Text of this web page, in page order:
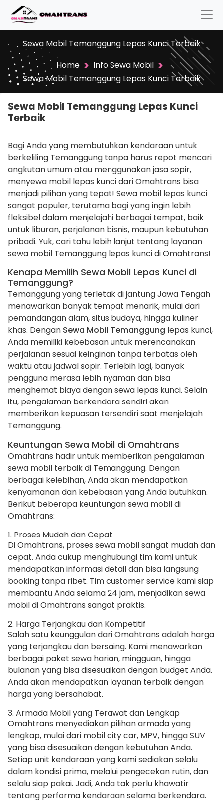
Sewa Mobil Temanggung Lepas Kunci Terbaik
Home > Info Sewa Mobil >
Sewa Mobil Temanggung Lepas Kunci Terbaik
Sewa Mobil Temanggung Lepas Kunci
Terbaik
Bagi Anda yang membutuhkan kendaraan untuk
berkeliling Temanggung tanpa harus repot mencari
angkutan umum atau menggunakan jasa sopir,
menyewa mobil lepas kunci dari Omahtrans bisa
menjadi pilihan yang tepat! Sewa mobil lepas kunci
sangat populer, terutama bagi yang ingin lebih
fleksibel dalam menjelajahi berbagai tempat, baik
untuk liburan, perjalanan bisnis, maupun kebutuhan
pribadi. Yuk, cari tahu lebih lanjut tentang layanan
sewa mobil Temanggung lepas kunci di Omahtrans!
Kenapa Memilih Sewa Mobil Lepas Kunci di
Temanggung?
Temanggung yang terletak di jantung Jawa Tengah
menawarkan banyak tempat menarik, mulai dari
pemandangan alam, situs budaya, hingga kuliner
khas. Dengan Sewa Mobil Temanggung lepas kunci,
Anda memiliki kebebasan untuk merencanakan
perjalanan sesuai keinginan tanpa terbatas oleh
waktu atau jadwal sopir. Terlebih lagi, banyak
pengguna merasa lebih nyaman dan bisa
menghemat biaya dengan sewa lepas kunci. Selain
itu, pengalaman berkendara sendiri akan
memberikan kepuasan tersendiri saat menjelajah
Temanggung.
Keuntungan Sewa Mobil di Omahtrans
Omahtrans hadir untuk memberikan pengalaman
sewa mobil terbaik di Temanggung. Dengan
berbagai kelebihan, Anda akan mendapatkan
kenyamanan dan kebebasan yang Anda butuhkan.
Berikut beberapa keuntungan sewa mobil di
Omahtrans:
1. Proses Mudah dan Cepat
Di Omahtrans, proses sewa mobil sangat mudah dan
cepat. Anda cukup menghubungi tim kami untuk
mendapatkan informasi detail dan bisa langsung
booking tanpa ribet. Tim customer service kami siap
membantu Anda selama 24 jam, menjadikan sewa
mobil di Omahtrans sangat praktis.
2. Harga Terjangkau dan Kompetitif
Salah satu keunggulan dari Omahtrans adalah harga
yang terjangkau dan bersaing. Kami menawarkan
berbagai paket sewa harian, mingguan, hingga
bulanan yang bisa disesuaikan dengan budget Anda.
Anda akan mendapatkan layanan terbaik dengan
harga yang bersahabat.
3. Armada Mobil yang Terawat dan Lengkap
Omahtrans menyediakan pilihan armada yang
lengkap, mulai dari mobil city car, MPV, hingga SUV
yang bisa disesuaikan dengan kebutuhan Anda.
Setiap unit kendaraan yang kami sediakan selalu
dalam kondisi prima, melalui pengecekan rutin, dan
selalu siap pakai. Jadi, Anda tak perlu khawatir
tentang performa kendaraan selama berkendara.